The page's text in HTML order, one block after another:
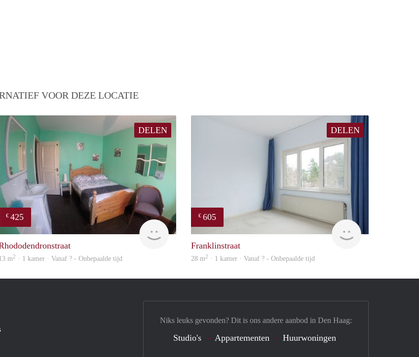
VOOR DEZE LOCATIE
DELEN
€ 425
rent
m2 · 1 kamer · Vanaf ? - Onbepaalde tijd
DELEN
€ 605
Franklinstraat
28 m2 · 1 kamer · Vanaf ? - Onbepaalde tijd
Niks leuks gevonden? Dit is ons andere aanbod in Den Haag:
Studio's Appartementen Huurwoningen